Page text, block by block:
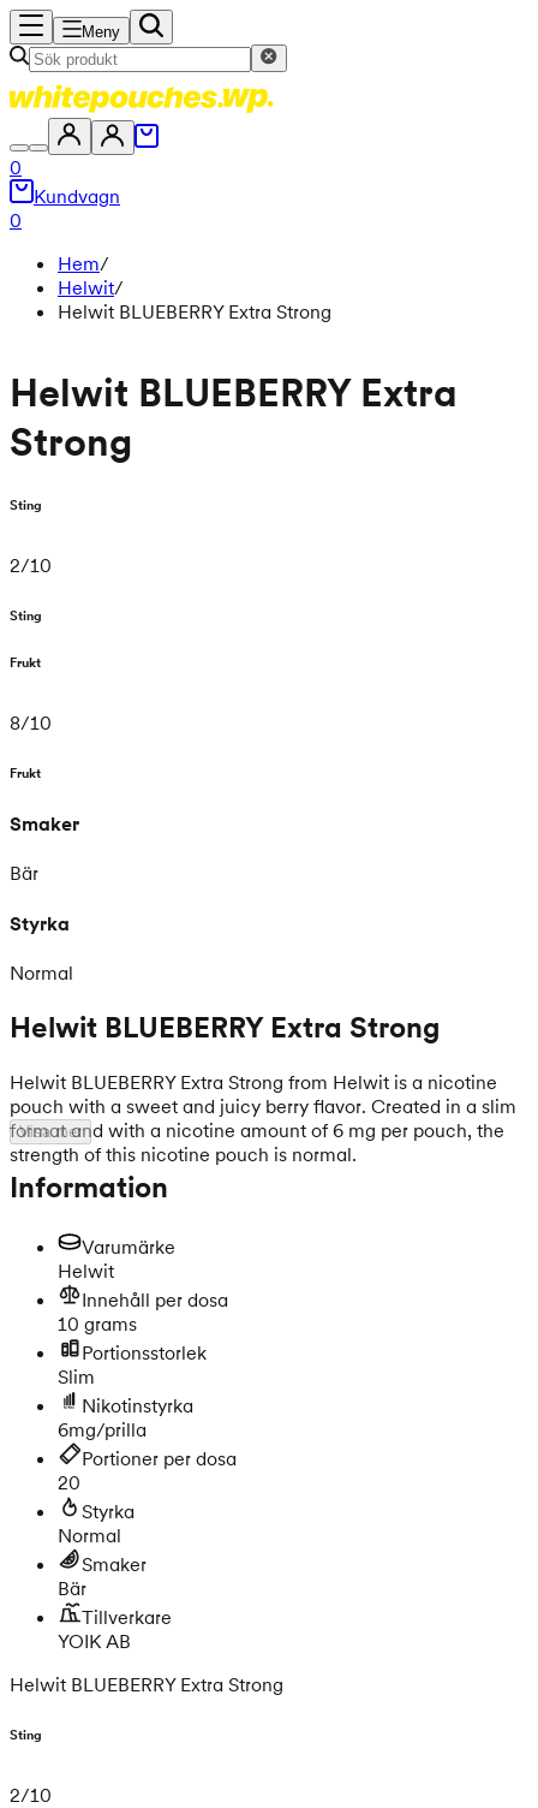
Meny
0
Kundvagn
0
Hem/
Helwit/
Helwit BLUEBERRY Extra Strong
Helwit BLUEBERRY Extra
Strong
Sting
2/10
Sting
Frukt
8/10
Frukt
Smaker
Bär
Styrka
Normal
Helwit BLUEBERRY Extra Strong
Helwit BLUEBERRY Extra Strong from Helwit is a nicotine
pouch with a sweet and juicy berry flavor. Created in a slim
format and with a nicotine amount of 6 mg per pouch, the
strength of this nicotine pouch is normal.
Visa mer
Information
Varumärke
Helwit
Innehåll per dosa
10 grams
Portionsstorlek
Slim
Nikotinstyrka
6mg/prilla
Portioner per dosa
20
Styrka
Normal
Smaker
Bär
Tillverkare
YOIK AB
Helwit BLUEBERRY Extra Strong
Sting
2/10